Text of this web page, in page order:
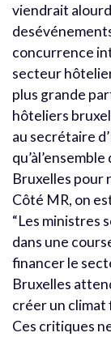
viendrait
concurrence
secteur
plus grande
hôteliers
au secrétaire
Bruxelles pour
Côté MR, on
“Les ministres
dans une
financer le
Bruxelles
créer un climat
Ces critiques